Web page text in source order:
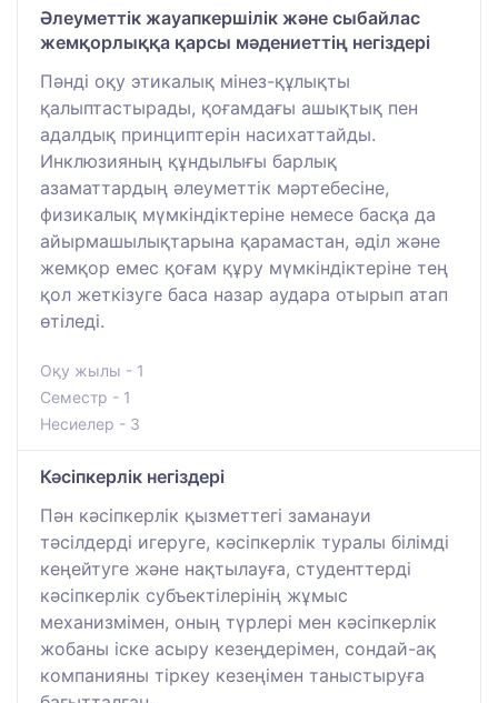
Әлеуметтік жауапкершілік және сыбайлас
жемқорлыққа қарсы мәдениеттің негіздері
Пәнді оқу этикалық мінез-құлықты
қалыптастырады, қоғамдағы ашықтық пен
адалдық принциптерін насихаттайды.
Инклюзияның құндылығы барлық
азаматтардың әлеуметтік мәртебесіне,
физикалық мүмкіндіктеріне немесе басқа да
айырмашылықтарына қарамастан, әділ және
жемқор емес қоғам құру мүмкіндіктеріне тең
қол жеткізуге баса назар аудара отырып атап
өтіледі.
Оқу жылы - 1
Семестр - 1
Несиелер - 3
Кәсіпкерлік негіздері
Пән кәсіпкерлік қызметтегі заманауи
тәсілдерді игеруге, кәсіпкерлік туралы білімді
кеңейтуге және нақтылауға, студенттерді
кәсіпкерлік субъектілерінің жұмыс
механизмімен, оның түрлері мен кәсіпкерлік
жобаны іске асыру кезеңдерімен, сондай-ақ
компанияны тіркеу кезеңімен таныстыруға